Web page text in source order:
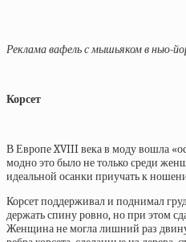
Реклама вафель с мышьяком в нью-
Корсет
В Европе XVIII века в моду вошла
модно это было не только среди
идеальной осанки приучать к
Корсет поддерживал и поднимал
держать спину ровно, но при этом
Женщина не могла лишний раз